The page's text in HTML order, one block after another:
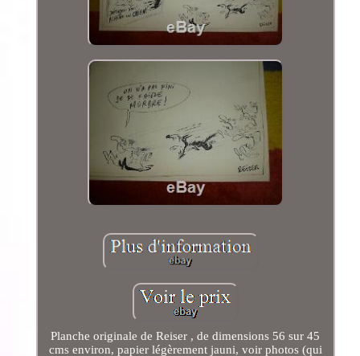
Planche originale de Reiser , de dimensions 56 sur 45
cms environ, papier légèrement jauni, voir photos (qui